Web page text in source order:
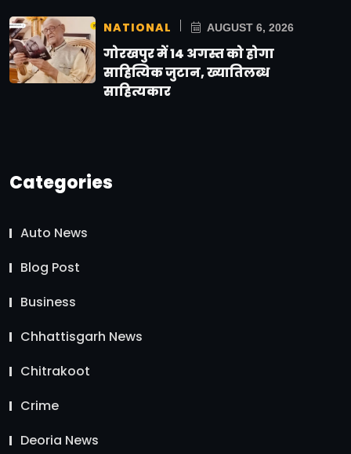
NATIONAL AUGUST 6, 2026
गोरखपुर में 14 अगस्त को होगा
साहित्यिक जुटान, ख्यातिलब्ध
साहित्यकार
Categories
Auto News
Blog Post
Business
Chhattisgarh News
Chitrakoot
Crime
Deoria News